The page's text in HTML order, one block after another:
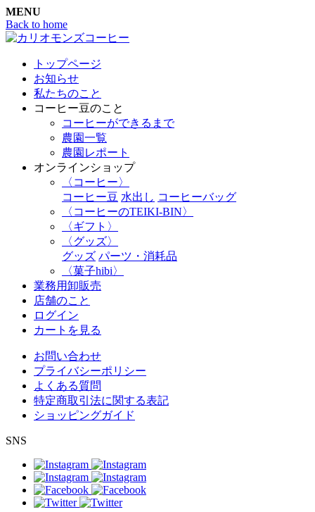
MENU
Back to home
トップページ
お知らせ
私たちのこと
コーヒー豆のこと
コーヒーができるまで
農園一覧
農園レポート
オンラインショップ
〈コーヒー〉
コーヒー豆 水出し コーヒーバッグ
〈コーヒーのTEIKI-BIN〉
〈ギフト〉
〈グッズ〉
グッズ パーツ・消耗品
〈菓子hibi〉
業務用卸販売
店舗のこと
ログイン
カートを見る
お問い合わせ
プライバシーポリシー
よくある質問
特定商取引法に関する表記
ショッピングガイド
SNS